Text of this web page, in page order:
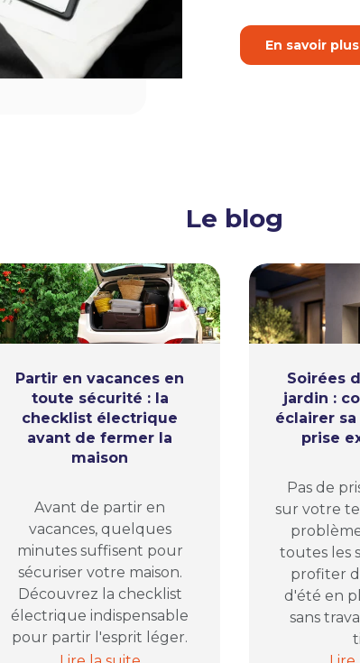
En savoir plus
Le blog
Partir en vacances en
toute sécurité : la
checklist électrique
avant de fermer la
maison
Avant de partir en
vacances, quelques
minutes suffisent pour
sécuriser votre maison.
Découvrez la checklist
électrique indispensable
pour partir l'esprit léger.
Soirées
jardin :
éclairer
prise
Pas de
sur votre
toutes les
profiter
d'été en
sans